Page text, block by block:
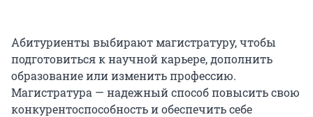
Абитуриенты выбирают магистратуру, чтобы
подготовиться к научной карьере, дополнить
образование или изменить профессию.
Магистратура — надежный способ повысить свою
конкурентоспособность и обеспечить себе